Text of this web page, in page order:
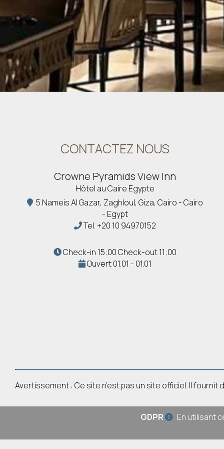
CONTACTEZ NOUS
Crowne Pyramids View Inn
Hôtel au Caire Egypte
5 Nameis Al Gazar, Zaghloul, Giza, Cairo - Cairo
- Egypt
Tel.+20 10 94970152
Check-in 15:00 Check-out 11:00
Ouvert 01.01 - 01.01
Avertissement : Ce site n’est pas un site officiel. Il
GDPR En utilisant